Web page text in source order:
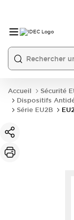
Accueil
Sécurité
Dispositifs
Série EU2B